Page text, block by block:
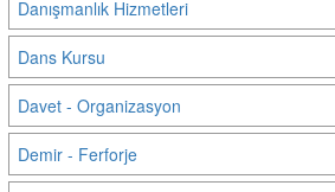
Danışmanlık Hizmetleri
Dans Kursu
Davet - Organizasyon
Demir - Ferforje